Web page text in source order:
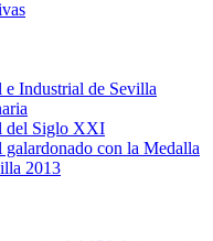
Industrial de Sevilla
del Siglo XXI
con la Medalla
2013